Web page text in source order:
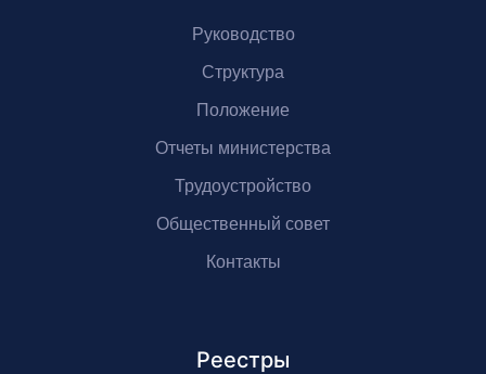
Руководство
Структура
Положение
Отчеты министерства
Трудоустройство
Общественный совет
Контакты
Реестры